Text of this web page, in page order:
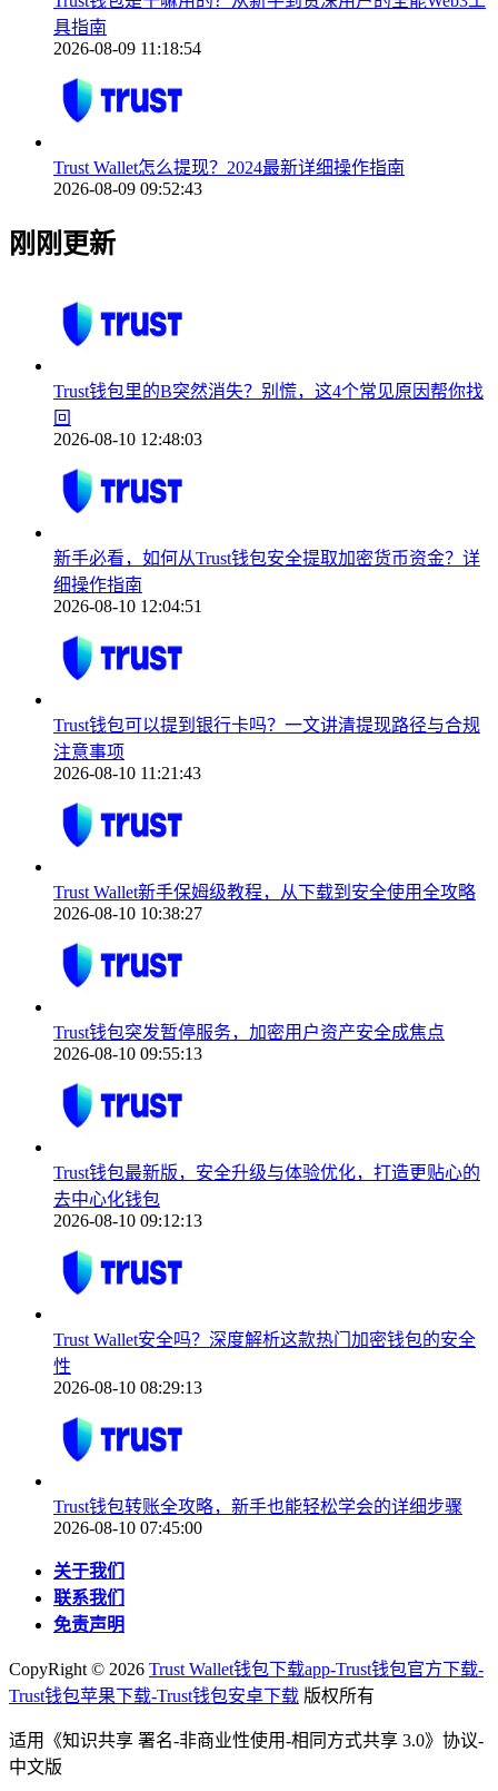
具指南
2026-08-09 11:18:54
Trust Wallet怎么提现？2024最新详细操作指南
2026-08-09 09:52:43
刚刚更新
Trust钱包里的B突然消失？别慌，这4个常见原因帮你找
回
2026-08-10 12:48:03
新手必看，如何从Trust钱包安全提取加密货币资金？详
细操作指南
2026-08-10 12:04:51
Trust钱包可以提到银行卡吗？一文讲清提现路径与合规
注意事项
2026-08-10 11:21:43
Trust Wallet新手保姆级教程，从下载到安全使用全攻略
2026-08-10 10:38:27
Trust钱包突发暂停服务，加密用户资产安全成焦点
2026-08-10 09:55:13
Trust钱包最新版，安全升级与体验优化，打造更贴心的
去中心化钱包
2026-08-10 09:12:13
Trust Wallet安全吗？深度解析这款热门加密钱包的安全
性
2026-08-10 08:29:13
Trust钱包转账全攻略，新手也能轻松学会的详细步骤
2026-08-10 07:45:00
关于我们
联系我们
免责声明
CopyRight © 2026 Trust Wallet钱包下载app-Trust钱包官方下载-
Trust钱包苹果下载-Trust钱包安卓下载 版权所有
适用《知识共享 署名-非商业性使用-相同方式共享 3.0》协议-
中文版